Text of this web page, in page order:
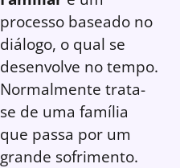
processo baseado no
diálogo, o qual se
desenvolve no tempo.
Normalmente trata-
se de uma família
que passa por um
grande sofrimento.